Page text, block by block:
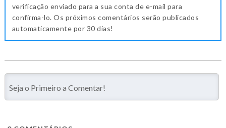
verificação enviado para a sua conta de e-mail para
confirma-lo. Os próximos comentários serão publicados
automaticamente por 30 dias!